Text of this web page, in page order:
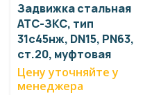
Задвижка стальная
АТС-ЗКС, тип
31с45нж, DN15, PN63,
ст.20, муфтовая
Цену уточняйте у
менеджера